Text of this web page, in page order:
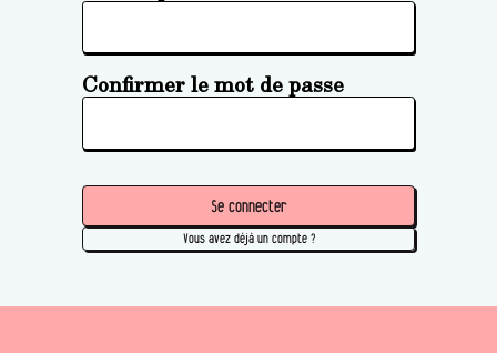
Confirmer le mot de passe
Se connecter
Vous avez déjà un compte ?